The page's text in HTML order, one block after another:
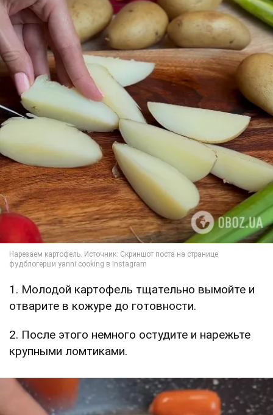
1. Молодой картофель тщательно вымойте и
отварите в кожуре до готовности.
2. После этого немного остудите и нарежьте
крупными ломтиками.